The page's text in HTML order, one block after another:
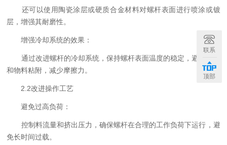
还可以使用陶瓷涂层或硬质合金材料对螺杆表面进行喷涂或镀
层，增强其耐磨性。
增强冷却系统的效果：
通过改进螺杆的冷却系统，保持螺杆表面温度的稳定，避免过热
和物料粘附，减少摩擦力。
2.2改进操作工艺
避免过高负荷：
控制料流量和挤出压力，确保螺杆在合理的工作负荷下运行，避
免长时间过载。
联系
顶部